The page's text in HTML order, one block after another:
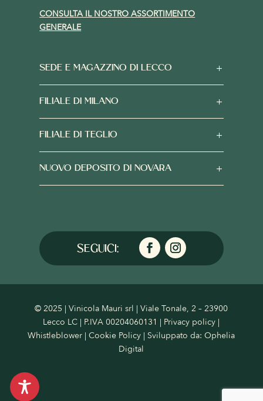
CONSULTA IL NOSTRO ASSORTIMENTO
GENERALE
SEDE E MAGAZZINO DI LECCO
FILIALE DI MILANO
FILIALE DI TEGLIO
NUOVO DEPOSITO DI NOVARA
© 2025 | Vinicola Mauri srl | Viale Tonale, 2 – 23900
Lecco LC | P.IVA 00204060131 | Privacy policy |
Whistleblower |Cookie Policy | Sviluppato da:Ophelia
Digital